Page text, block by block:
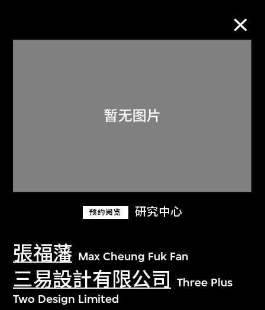
预约阅览 研究中心
張福藩 Max Cheung Fuk Fan
三易設計有限公司
Three Plus
Two Design Limited
关于M+藏品
探索世界顶级的二十及二十一世纪视觉
文化藏品。